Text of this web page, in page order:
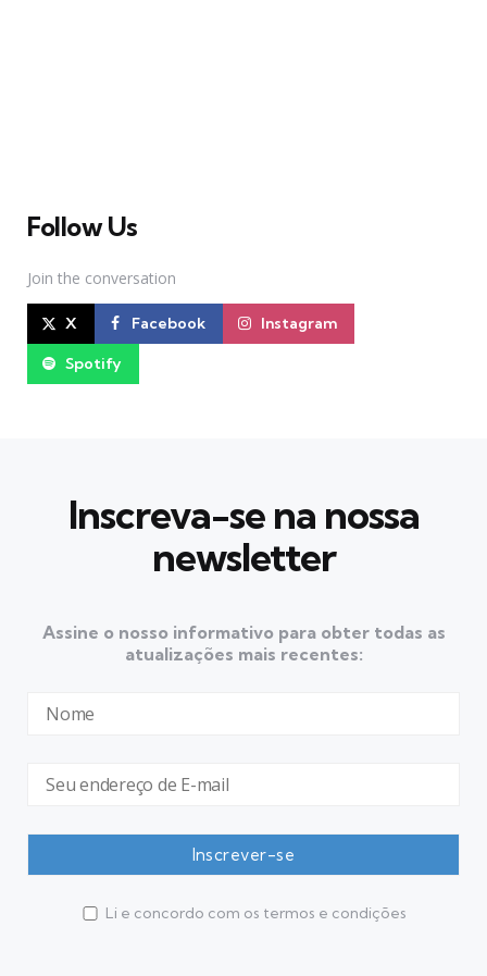
Follow Us
Join the conversation
X Facebook Instagram
Spotify
Inscreva-se na nossa
newsletter
Assine o nosso informativo para obter todas as
atualizações mais recentes:
Li e concordo com os termos e condições